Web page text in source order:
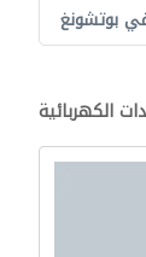
بوتشونغ